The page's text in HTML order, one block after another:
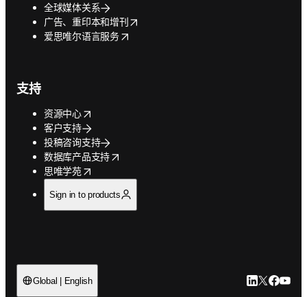
全球媒体关系
广告、重印本和增刊
opens in new tab/window
爱思唯尔语言服务
opens in new tab/window
支持
资源中心
opens in new tab/window
客户支持
投稿咨询支持
数据库产品支持
opens in new tab/window
思唯学苑
opens in new tab/window
Sign in to products
Global | English LinkedIn 在
Twitter 在